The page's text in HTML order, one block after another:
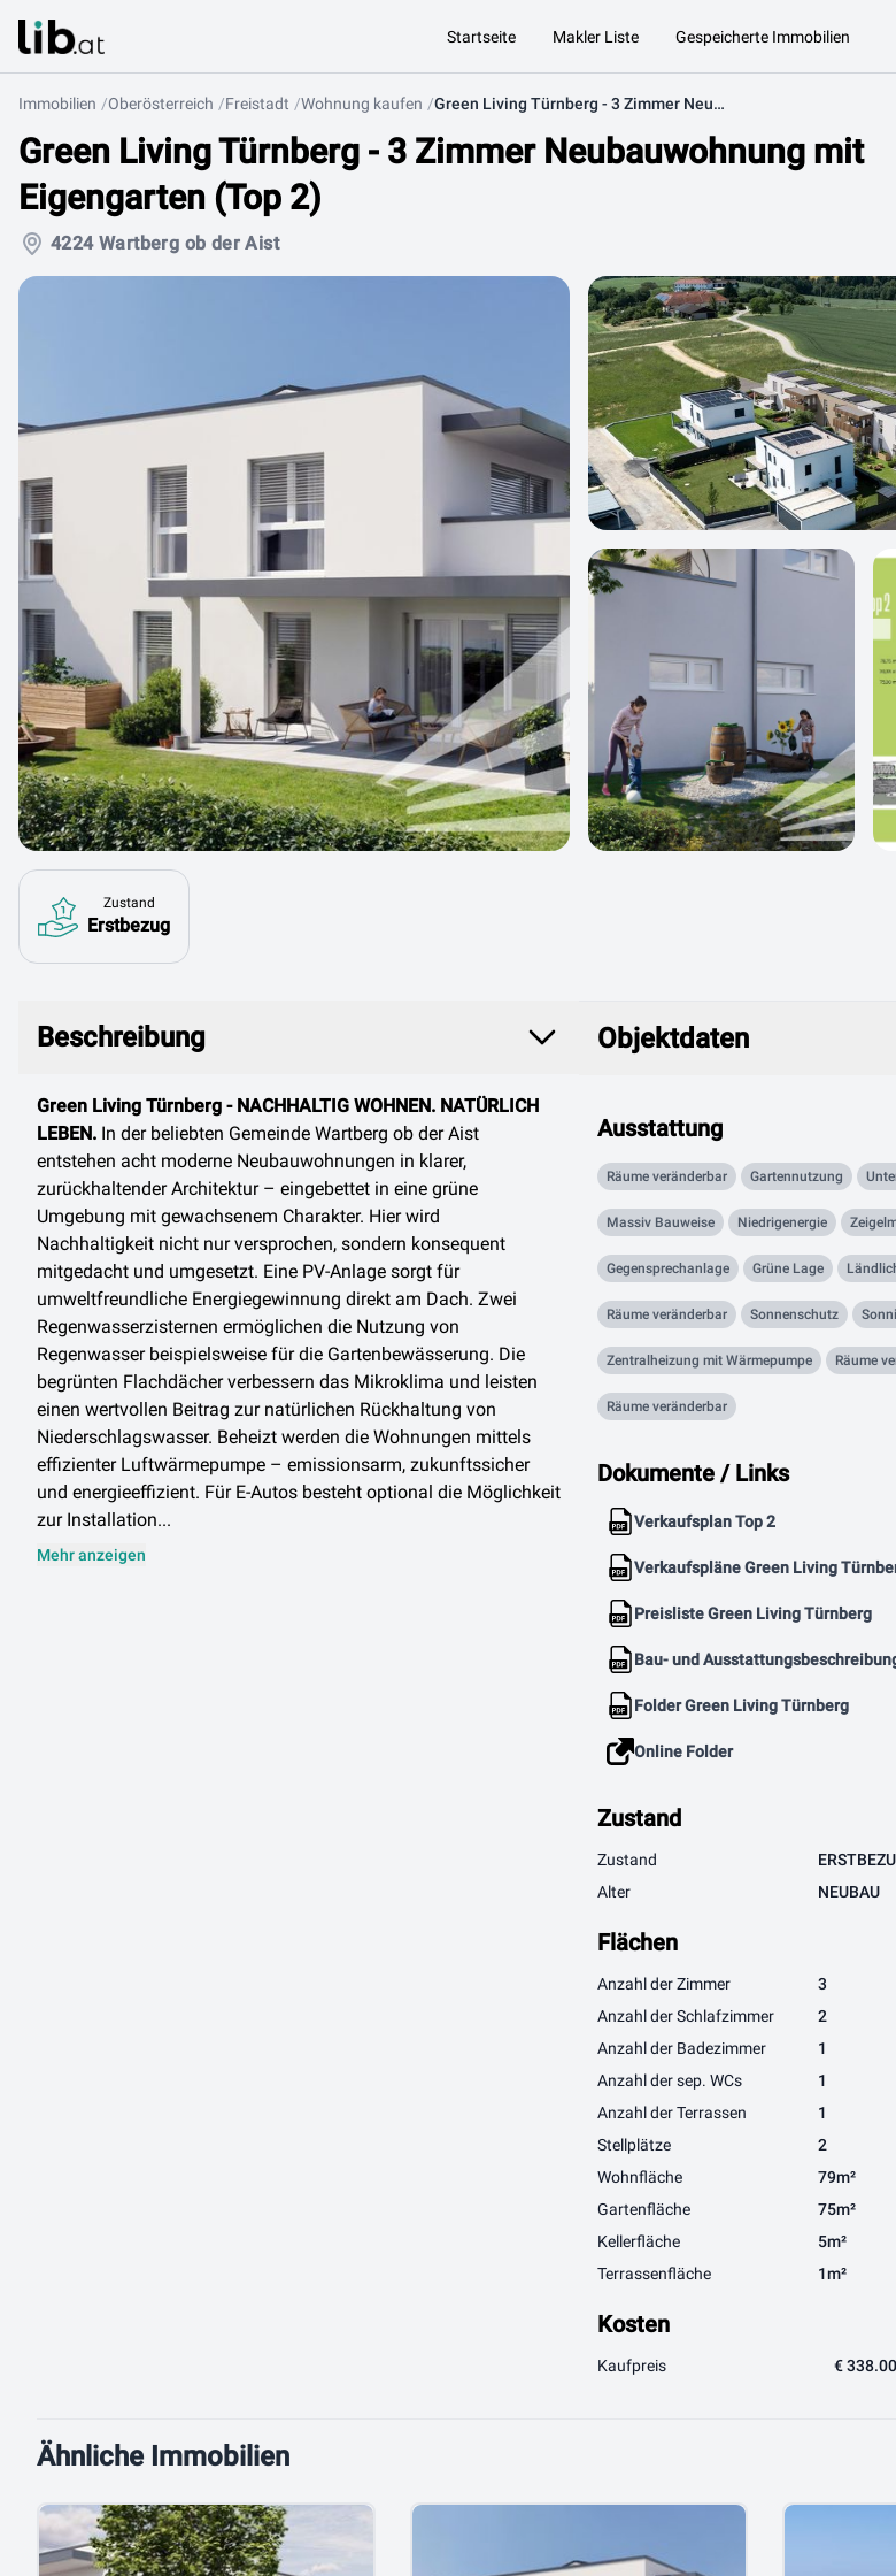
Startseite Makler Liste Gespeicherte Immobilien
Immobilien Oberösterreich Freistadt Wohnung kaufen Green Living Türnberg - 3 Zimmer Neubauwohnung mit Eigengarten (Top 2)
Green Living Türnberg - 3 Zimmer Neubauwohnung mit
Eigengarten (Top 2)
4224 Wartberg ob der Aist
Zustand
Erstbezug
Beschreibung
Green Living Türnberg - NACHHALTIG WOHNEN. NATÜRLICH
LEBEN. In der beliebten Gemeinde Wartberg ob der Aist
entstehen acht moderne Neubauwohnungen in klarer,
zurückhaltender Architektur – eingebettet in eine grüne
Umgebung mit gewachsenem Charakter. Hier wird
Nachhaltigkeit nicht nur versprochen, sondern konsequent
mitgedacht und umgesetzt. Eine PV-Anlage sorgt für
umweltfreundliche Energiegewinnung direkt am Dach. Zwei
Regenwasserzisternen ermöglichen die Nutzung von
Regenwasser beispielsweise für die Gartenbewässerung. Die
begrünten Flachdächer verbessern das Mikroklima und leisten
einen wertvollen Beitrag zur natürlichen Rückhaltung von
Niederschlagswasser. Beheizt werden die Wohnungen mittels
effizienter Luftwärmepumpe – emissionsarm, zukunftssicher
und energieeffizient. Für E-Autos besteht optional die Möglichkeit
zur Installation...
Mehr anzeigen
Objektdaten
Ausstattung
Räume veränderbar Gartennutzung
Massiv Bauweise Niedrigenergie
Gegensprechanlage Grüne Lage
Räume veränderbar Sonnenschutz
Zentralheizung mit Wärmepumpe Räume
Räume veränderbar
Dokumente / Links
Verkaufsplan Top 2
Verkaufspläne Green Living
Preisliste Green Living Türnberg
Bau- und
Folder Green Living Türnberg
Online Folder
Zustand
Zustand
Alter
NEUBAU
Flächen
Anzahl der Zimmer
3
Anzahl der Schlafzimmer
2
Anzahl der Badezimmer
1
Anzahl der sep. WCs
1
Anzahl der Terrassen
1
Stellplätze
2
Wohnfläche
79m²
Gartenfläche
75m²
Kellerfläche
5m²
Terrassenfläche
1m²
Kosten
Kaufpreis €
Ähnliche Immobilien